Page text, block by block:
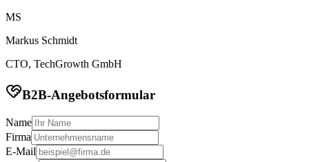
MS
Markus Schmidt
CTO, TechGrowth GmbH
B2B-Angebotsformular
Name
Firma
E-Mail